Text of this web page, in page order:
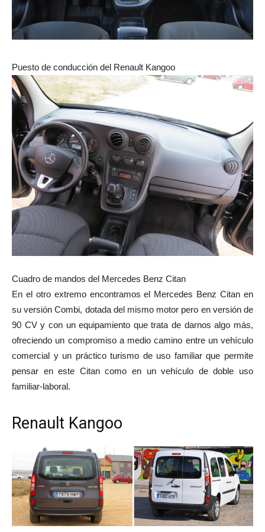
Puesto de conducción del Renault Kangoo
Cuadro de mandos del Mercedes Benz Citan
En el otro extremo encontramos el Mercedes Benz Citan en
su versión Combi, dotada del mismo motor pero en versión de
90 CV y con un equipamiento que trata de darnos algo más,
ofreciendo un compromiso a medio camino entre un vehículo
comercial y un práctico turismo de uso familiar que permite
pensar en este Citan como en un vehículo de doble uso
familiar-laboral.
Renault Kangoo